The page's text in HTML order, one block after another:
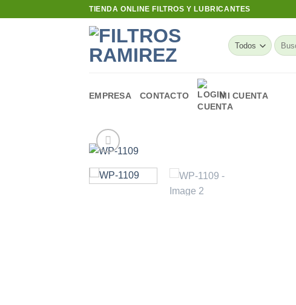
TIENDA ONLINE FILTROS Y LUBRICANTES
Buscar
por:
EMPRESA CONTACTO MI CUENTA